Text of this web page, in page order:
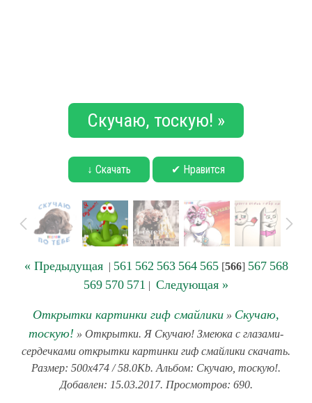
Скучаю, тоскую! »
↓ Скачать ✔ Нравится
« Предыдущая| 561 562 563 564 565[566] 567 568
569 570 571 | Следующая »
Открытки картинки гиф смайлики » Скучаю,
тоскую! » Открытки. Я Скучаю! Змеюка с глазами-
сердечками открытки картинки гиф смайлики скачать.
Размер: 500x474 / 58.0Kb. Альбом: Скучаю, тоскую!.
Добавлен: 15.03.2017. Просмотров: 690.